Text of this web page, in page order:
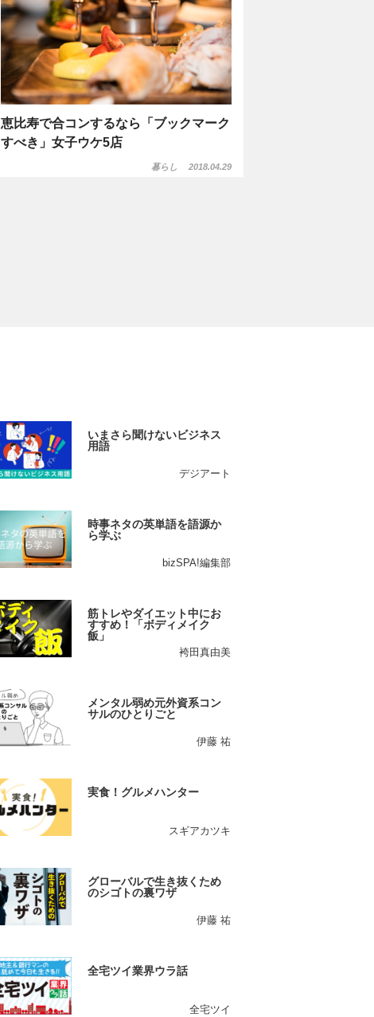
恵比寿で合コンするなら「ブックマーク
すべき」女子ウケ5店
暮らし 2018.04.29
いまさら聞けないビジネス
用語
デジアート
時事ネタの英単語を語源か
ら学ぶ
bizSPA!編集部
筋トレやダイエット中にお
すすめ！「ボディメイク
飯」
袴田真由美
メンタル弱め元外資系コン
サルのひとりごと
伊藤 祐
実食！グルメハンター
スギアカツキ
グローバルで生き抜くため
のシゴトの裏ワザ
伊藤 祐
全宅ツイ業界ウラ話
全宅ツイ